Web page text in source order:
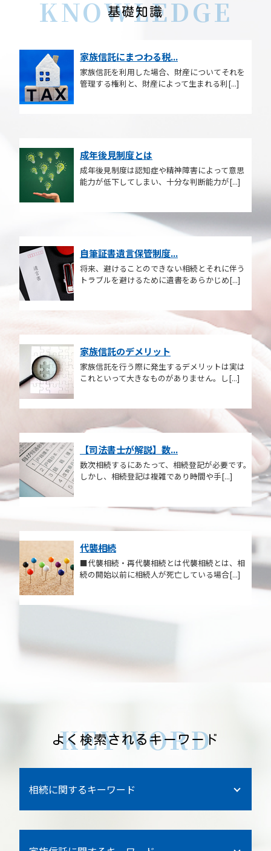
KNOWLEDGE
基礎知識
家族信託にまつわる税...
家族信託を利用した場合、財産についてそれを
管理する権利と、財産によって生まれる利[...]
成年後見制度とは
成年後見制度は認知症や精神障害によって意思
能力が低下してしまい、十分な判断能力が[...]
自筆証書遺言保管制度...
将来、避けることのできない相続とそれに伴う
トラブルを避けるために遺書をあらかじめ[...]
家族信託のデメリット
家族信託を行う際に発生するデメリットは実は
これといって大きなものがありません。し[...]
【司法書士が解説】数...
数次相続するにあたって、相続登記が必要です。
しかし、相続登記は複雑であり時間や手[...]
代襲相続
■代襲相続・再代襲相続とは代襲相続とは、相
続の開始以前に相続人が死亡している場合[...]
KEYWORD
よく検索されるキーワード
相続に関するキーワード
相続人 調査